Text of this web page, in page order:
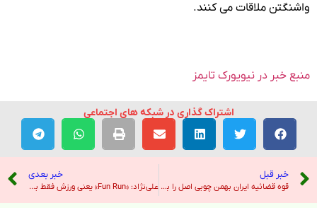
واشنگتن ملاقات می کنند.
منبع خبر در نیویورک تایمز
اشتراک گذاری در شبکه های اجتماعی
خبر قبل
قوه قضائیه ایران بهمن چوبی اصل را به اتهام «جاسوسی برای اسرائیل»‌ اعدام کرد – رادیو فردا
خبر بعدی
علی‌نژاد: «Fun Run» یعنی ورزش فقط برای قهرمانان حرفه‌ای نیست – خبرگزاری ایرنا